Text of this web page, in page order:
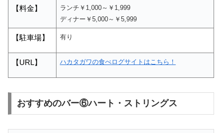
【料金】
ランチ￥1,000～￥1,999
ディナー￥5,000～￥5,999
【駐車場】 有り
【 URL】 ハカタガワの食べログサイトはこちら！
おすすめのバー⑥ハート・ストリングス